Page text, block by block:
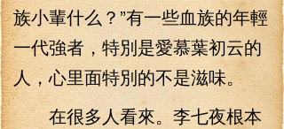
族小輩什么？”有一些血族的年輕
一代強者，特別是愛慕葉初云的
人，心里面特別的不是滋味。
在很多人看來。李七夜根本